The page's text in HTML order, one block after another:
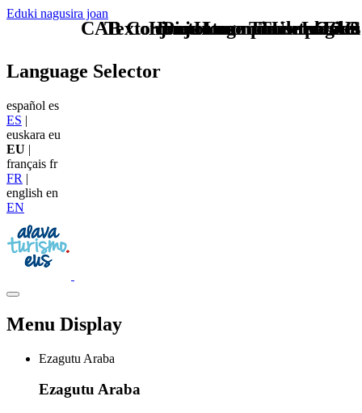
Eduki nagusira joan
TU - LOGO
Language Selector
español es
ES |
euskara eu
EU |
français fr
FR |
english en
EN
Menu Display
Ezagutu Araba
Ezagutu Araba
CAB Conjuntos monumentales eu
Texto conjuntos monumentales
Home Logo pie de página
Pie Home Turismo EUS